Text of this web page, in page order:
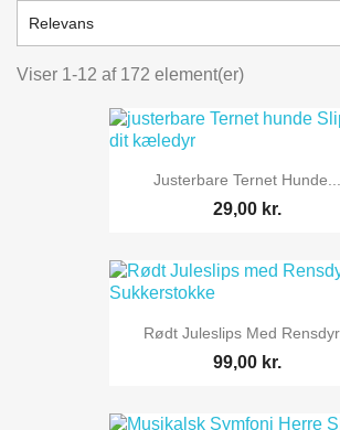
Relevans
Viser 1-12 af 172 element(er)
Justerbare Ternet Hunde...
29,00 kr.
Rødt Juleslips Med
99,00 kr.